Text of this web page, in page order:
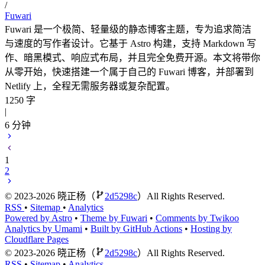
/
Fuwari
Fuwari 是一个极简、轻量级的静态博客主题，专为追求简洁
与速度的写作者设计。它基于 Astro 构建，支持 Markdown 写
作、暗黑模式、响应式布局，并且完全免费开源。本文将带你
从零开始，快速搭建一个属于自己的 Fuwari 博客，并部署到
Netlify 上，全程无需服务器或复杂配置。
1250 字
|
6 分钟
1
2
© 2023-2026 晓正杨（ 2d5298c）All Rights Reserved.
RSS • Sitemap • Analytics
Powered by Astro • Theme by Fuwari • Comments by Twikoo
Analytics by Umami • Built by GitHub Actions • Hosting by
Cloudflare Pages
© 2023-2026 晓正杨（ 2d5298c）All Rights Reserved.